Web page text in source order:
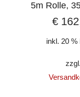
5m Rolle,
€
inkl. 20 %
zzgl.